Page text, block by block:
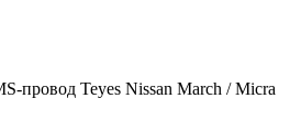
провод Teyes Nissan March / Micra